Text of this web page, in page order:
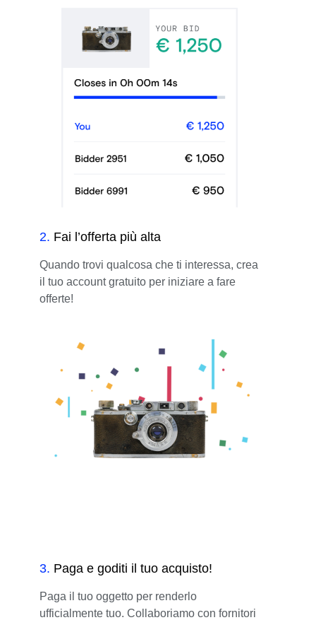
2. Fai l’offerta più alta
Quando trovi qualcosa che ti interessa, crea
il tuo account gratuito per iniziare a fare
offerte!
3. Paga e goditi il tuo acquisto!
Paga il tuo oggetto per renderlo
ufficialmente tuo. Collaboriamo con fornitori